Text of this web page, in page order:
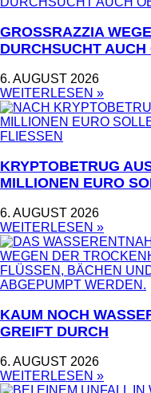
GROSSRAZZIA
URCHSUCHT AUCH
6. AUGUST 2026
WEITERLESEN »
KRYPTOBETRUG
MILLIONEN EURO
6. AUGUST 2026
WEITERLESEN »
KAUM NOCH
GREIFT DURCH
6. AUGUST 2026
WEITERLESEN »